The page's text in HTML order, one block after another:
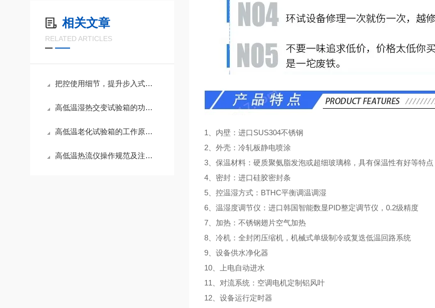
相关文章
RELATED ARTICLES
把控使用细节，提升步入式高低温试验箱测试精度
高低温湿热交变试验箱的功能应用与养护技巧
高低温老化试验箱的工作原理与性能解析
高低温热流仪操作规范及注意事项
1、内壁：进口SUS304不锈钢
2、外壳：冷轧板静电喷涂
3、保温材料：硬质聚氨脂发泡或超细玻璃棉，具有保温性有好等特点
4、密封：进口硅胶密封条
5、控温湿方式：BTHC平衡调温调湿
6、温湿度调节仪：进口韩国智能数显PID整定调节仪，0.2级精度
7、加热：不锈钢翅片空气加热
8、冷机：全封闭压缩机，机械式单级制冷或复迭低温回路系统
9、设备供水净化器
10、上电自动进水
11、对流系统：空调电机定制铝风叶
12、设备运行定时器